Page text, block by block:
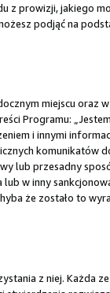
z prowizji, jakiego
podjąć na
miejscu oraz
Programu:
i innymi
komunikatów
lub przesadny
w inny
że zostało to
z niej. Każda